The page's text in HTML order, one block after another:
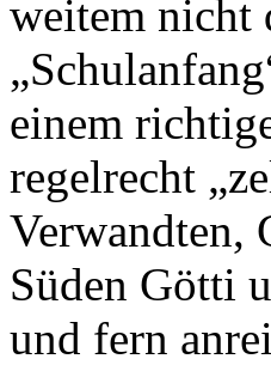
weitem nicht
einem
regelrecht
Verwandten,
Süden Götti
und fern